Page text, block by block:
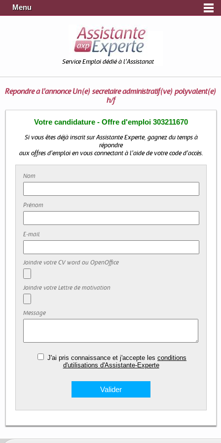
Menu
Service Emploi dédié à l'Assistanat
Répondre à l'annonceUn(e) secretaire administratif(ve) polyvalent(e)
h/f
Votre candidature - Offre d'emploi 303211670
Si vous êtes déjà inscrit sur Assistante Experte, gagnez du temps à
répondre
aux offres d'emploi en vous connectant à l'aide de votre code d'accès.
Nom
Prénom
E-mail
Joindre votre CV word ou OpenOffice
Joindre votre Lettre de motivation
Message
J'ai pris connaissance et j'accepte lesconditions
d'utilisations d'Assistante-Experte